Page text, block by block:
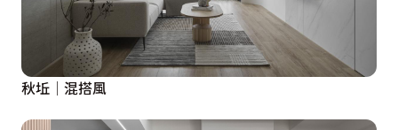
秋坵│混搭風